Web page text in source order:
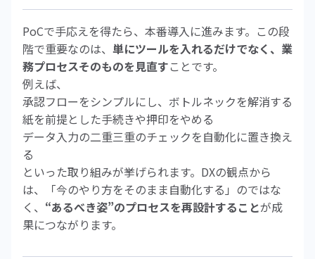
PoCで手応えを得たら、本番導入に進みます。この段
階で重要なのは、 単にツールを入れるだけでなく、業
務プロセスそのものを見直すことです。
例えば、
承認フローをシンプルにし、ボトルネックを解消する
紙を前提とした手続きや押印をやめる
データ入力の二重三重のチェックを自動化に置き換え
る
といった取り組みが挙げられます。DXの観点から
は、「今のやり方をそのまま自動化する」のではな
く、 “あるべき姿”のプロセスを再設計することが成
果につながります。